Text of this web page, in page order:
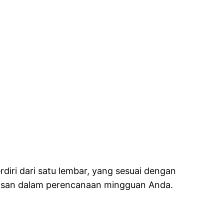
dari satu lembar, yang sesuai dengan
dalam perencanaan mingguan Anda.